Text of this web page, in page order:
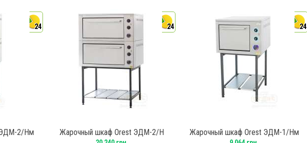
24
ЭДМ-2/Нм
24
Жарочный шкаф Orest ЭДМ-2/Н
24
Жарочный шкаф Orest ЭДМ-1/Нм